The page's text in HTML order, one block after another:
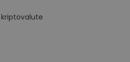
kriptovalute